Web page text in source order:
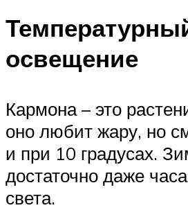
освещение
Кармона – это
оно любит жару, но
и при 10 градусах.
достаточно даже
света.